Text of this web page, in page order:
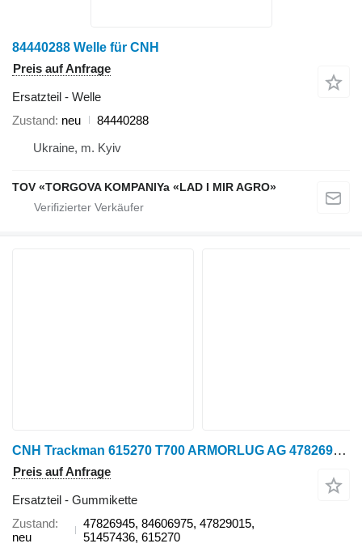
84440288 Welle für CNH
Preis auf Anfrage
Ersatzteil - Welle
Zustand neu
84440288
Ukraine, m. Kyiv
TOV «TORGOVA KOMPANIYa «LAD I MIR AGRO»
CNH Trackman 615270 T700 ARMORLUG AG 47826945 Gummikette für CNH Raupentraktor
Preis auf Anfrage
Ersatzteil - Gummikette
Zustand
neu
47826945, 84606975, 47829015,
51457436, 615270